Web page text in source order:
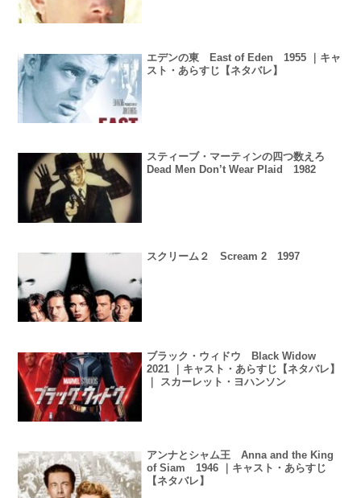
エデンの東 East of Eden 1955 ｜キャ
スト・あらすじ【ネタバレ】
スティーブ・マーティンの四つ数えろ
Dead Men Don’t Wear Plaid 1982
スクリーム２ Scream 2 1997
ブラック・ウィドウ Black Widow
2021 ｜キャスト・あらすじ【ネタバレ】
｜ スカーレット・ヨハンソン
アンナとシャム王 Anna and the King
of Siam 1946 ｜キャスト・あらすじ
【ネタバレ】